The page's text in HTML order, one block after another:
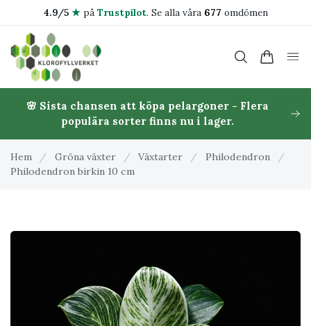
4.9/5 ★på Trustpilot. Se alla våra 677 omdömen
🌸 Sista chansen att köpa pelargoner - Flera
populära sorter finns nu i lager.
Hem / Gröna växter / Växtarter / Philodendron
/
Philodendron birkin 10 cm